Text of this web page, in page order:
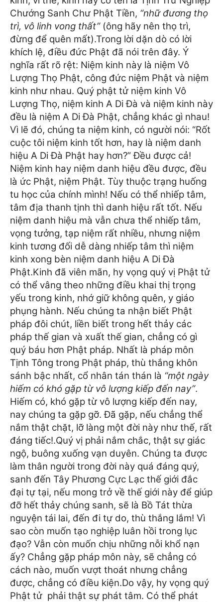
Chướng Sanh Chư Phật Tiền, “nhữ đương thọ
trì, vô linh vong thất” (ông hãy nên thọ trì,
đừng để quên mất).Trong lời dặn dò có lời
khích lệ, điều đức Phật đã nói trên đây. Ý
nghĩa rất rõ rệt: Niệm kinh này là niệm Vô
Lượng Thọ Phật, công đức niệm Phật và niệm
kinh như nhau. Quý phật tử niệm kinh Vô
Lượng Thọ, niệm kinh A Di Đà và niệm kinh này
đều là niệm A Di Đà Phật, chẳng khác gì nhau!
Vì lẽ đó, chúng ta niệm kinh, có người nói: “Rốt
cuộc tôi niệm kinh tốt hơn, hay là niệm danh
hiệu A Di Đà Phật hay hơn?” Đều được cả!
Niệm kinh hay niệm danh hiệu đều được, đều
là ức Phật, niệm Phật. Tùy thuộc trạng huống
tu học của chính mình! Nếu có thể nhiếp tâm,
tâm địa thanh tịnh thì danh hiệu rất tốt. Nếu
niệm danh hiệu mà vẫn chưa thể nhiếp tâm,
vọng tưởng, tạp niệm rất nhiều, nhưng niệm
kinh tương đối dễ dàng nhiếp tâm thì niệm
kinh xong bèn niệm danh hiệu A Di Đà
Phật.Kinh đã viên mãn, hy vọng quý vị Phật tử
có thể vâng theo những điều khai thị trọng
yếu trong kinh, nhớ giữ không quên, y giáo
phụng hành. Nếu chúng ta nhận biết Phật
pháp đôi chút, liền biết trong hết thảy các
pháp thế gian và xuất thế gian, chẳng có gì
quý báu hơn Phật pháp. Nhất là pháp môn
Tịnh Tông trong Phật pháp, thù thắng khôn
sánh bậc nhất, cổ nhân tán thán là “một ngày
hiếm có khó gặp từ vô lượng kiếp đến nay”.
Hiếm có, khó gặp từ vô lượng kiếp đến nay,
nay chúng ta gặp gỡ. Đã gặp, nếu chẳng thể
nắm thật chặt, lỡ làng một đời này như thế, rất
đáng tiếc!.Quý vị phải nắm chắc, thật sự giác
ngộ, buông xuống vạn duyên. Chúng ta được
làm thân người trong đời này quá đáng quý,
sanh đến Tây Phương Cực Lạc thế giới đắc
đại tự tại, nếu mong trở về thế giới này để giúp
đỡ hết thảy chúng sanh, sẽ là Bồ Tát thừa
nguyện tái lai, đến đi tự do, thù thắng lắm! Vì
sao còn muốn tạo nghiệp luân hồi trong lục
đạo? Vẫn còn muốn chịu những nỗi khổ nạn
ấy? Chẳng gặp pháp môn này, sẽ chẳng có
cách nào, muốn vượt thoát nhưng chẳng
được, chẳng có điều kiện.Do vậy, hy vọng quý
Phật tử phải thật sự phát tâm. Có thể phát